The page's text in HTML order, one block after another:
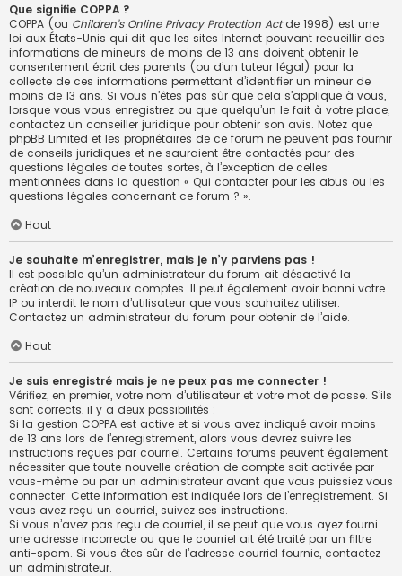
Que signifie COPPA ?
COPPA (ou Children’s Online Privacy Protection Actde 1998) est une
loi aux États-Unis qui dit que les sites Internet pouvant recueillir des
informations de mineurs de moins de 13 ans doivent obtenir le
consentement écrit des parents (ou d’un tuteur légal) pour la
collecte de ces informations permettant d’identifier un mineur de
moins de 13 ans. Si vous n’êtes pas sûr que cela s’applique à vous,
lorsque vous vous enregistrez ou que quelqu’un le fait à votre place,
contactez un conseiller juridique pour obtenir son avis. Notez que
phpBB Limited et les propriétaires de ce forum ne peuvent pas fournir
de conseils juridiques et ne sauraient être contactés pour des
questions légales de toutes sortes, à l’exception de celles
mentionnées dans la question « Qui contacter pour les abus ou les
questions légales concernant ce forum ? ».
Haut
Je souhaite m’enregistrer, mais je n’y parviens pas !
Il est possible qu’un administrateur du forum ait désactivé la
création de nouveaux comptes. Il peut également avoir banni votre
IP ou interdit le nom d’utilisateur que vous souhaitez utiliser.
Contactez un administrateur du forum pour obtenir de l’aide.
Haut
Je suis enregistré mais je ne peux pas me connecter !
Vérifiez, en premier, votre nom d’utilisateur et votre mot de passe. S’ils
sont corrects, il y a deux possibilités :
Si la gestion COPPA est active et si vous avez indiqué avoir moins
de 13 ans lors de l’enregistrement, alors vous devrez suivre les
instructions reçues par courriel. Certains forums peuvent également
nécessiter que toute nouvelle création de compte soit activée par
vous-même ou par un administrateur avant que vous puissiez vous
connecter. Cette information est indiquée lors de l’enregistrement. Si
vous avez reçu un courriel, suivez ses instructions.
Si vous n’avez pas reçu de courriel, il se peut que vous ayez fourni
une adresse incorrecte ou que le courriel ait été traité par un filtre
anti-spam. Si vous êtes sûr de l’adresse courriel fournie, contactez
un administrateur.